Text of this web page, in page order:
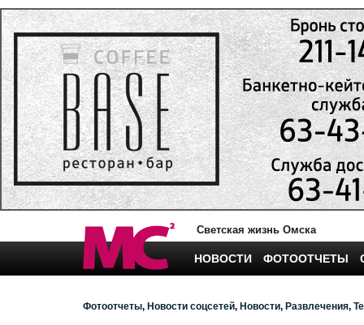
Светская жизнь Омска
НОВОСТИ ФОТООТЧЕТЫ
Фотоотчеты Новости соцсетей Новости Развлечения